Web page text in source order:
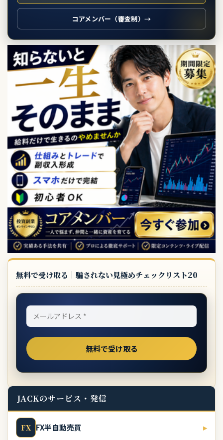
コアメンバー（審査制）→
無料で受け取る｜騙されない見極めチェックリスト20
JACKのサービス・発信
FX FX半自動売買 ▸